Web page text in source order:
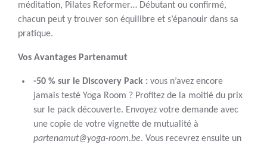
méditation, Pilates Reformer… Débutant ou confirmé,
chacun peut y trouver son équilibre et s’épanouir dans sa
pratique.
Vos Avantages Partenamut
-50 % sur le Discovery Pack : vous n’avez encore
jamais testé Yoga Room ? Profitez de la moitié du prix
sur le pack découverte. Envoyez votre demande avec
une copie de votre vignette de mutualité à
partenamut@yoga-room.be. Vous recevrez ensuite un